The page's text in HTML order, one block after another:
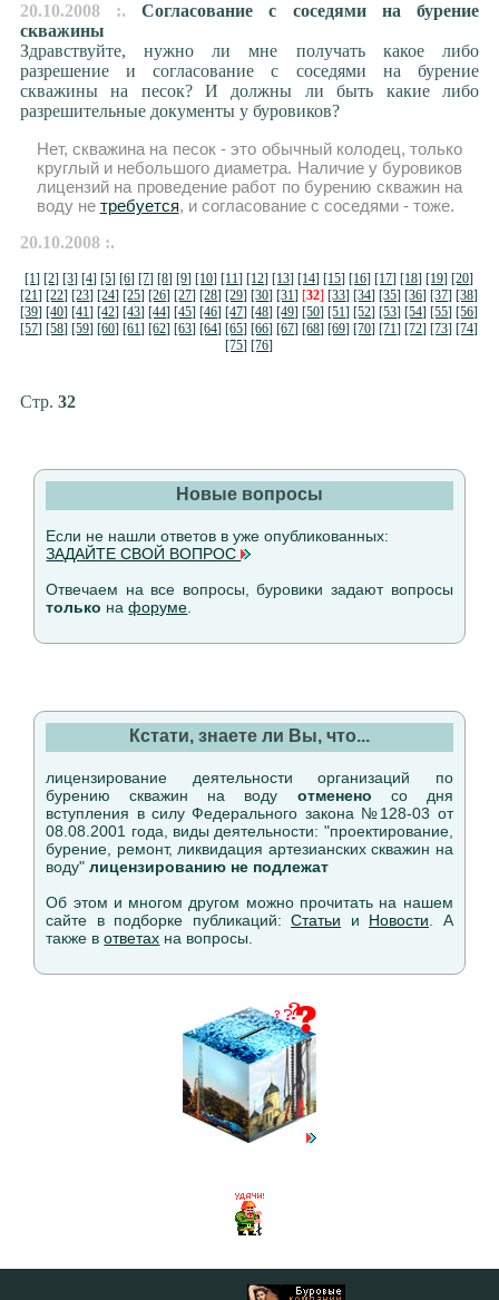
20.10.2008 :. Согласование с соседями на бурение
скважины
Здравствуйте, нужно ли мне получать какое либо
разрешение и согласование с соседями на бурение
скважины на песок? И должны ли быть какие либо
разрешительные документы у буровиков?
Нет, скважина на песок - это обычный колодец, только
круглый и небольшого диаметра. Наличие у буровиков
лицензий на проведение работ по бурению скважин на
воду не требуется, и согласование с соседями - тоже.
20.10.2008 :.
[1] [2] [3] [4] [5] [6] [7] [8] [9] [10] [11] [12] [13] [14] [15] [16] [17] [18] [19] [20]
[21] [22] [23] [24] [25] [26] [27] [28] [29] [30] [31] [32] [33] [34] [35] [36] [37] [38]
[39] [40] [41] [42] [43] [44] [45] [46] [47] [48] [49] [50] [51] [52] [53] [54] [55] [56]
[57] [58] [59] [60] [61] [62] [63] [64] [65] [66] [67] [68] [69] [70] [71] [72] [73] [74]
[75] [76]
Стр. 32
Новые вопросы
Если не нашли ответов в уже опубликованных:
ЗАДАЙТЕ СВОЙ ВОПРОС
Отвечаем на все вопросы, буровики задают вопросы
только нафоруме
Кстати, знаете ли Вы, что...
лицензирование деятельности организаций по
бурению скважин на воду отменено со дня
вступления в силу Федерального закона №128-03 от
08.08.2001 года, виды деятельности: "проектирование,
бурение, ремонт, ликвидация артезианских скважин на
воду"лицензированию не подлежат
Об этом и многом другом можно прочитать на нашем
сайте в подборке публикаций:Статьи и Новости . А
также вответах на вопросы.